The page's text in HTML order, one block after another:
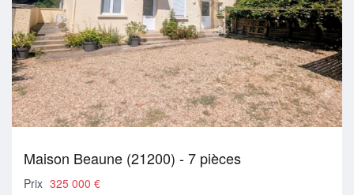
Maison Beaune (21200) - 7 pièces
Prix 325 000 €